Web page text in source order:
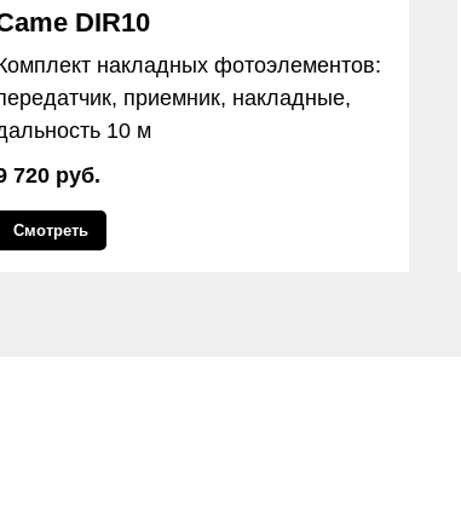
DIR10
накладных фотоэлементов:
приемник, накладные,
10 м
720 руб.
Смотреть